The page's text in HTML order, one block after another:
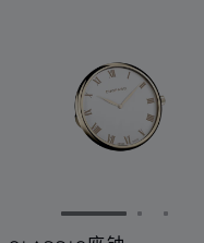
转到幻灯片 1
转到幻
转